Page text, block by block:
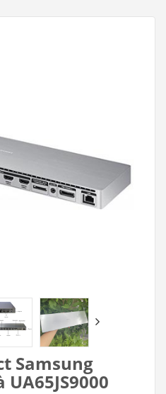
Samsung
UA65JS9000